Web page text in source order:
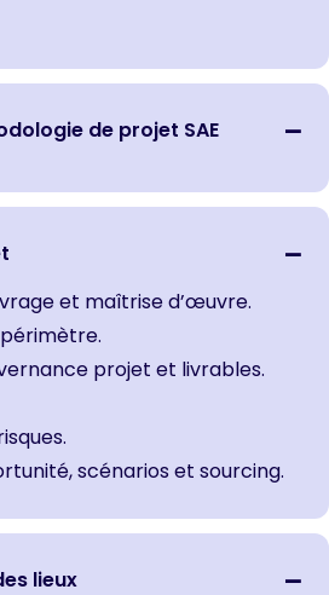
de projet SAE
et maîtrise d’œuvre.
projet et livrables.
scénarios et sourcing.
lieux